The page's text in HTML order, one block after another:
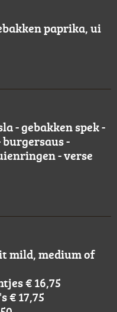
paprika, ui
- gebakken spek -
-
- verse
mild, medium of
€ 16,75
€ 17,75